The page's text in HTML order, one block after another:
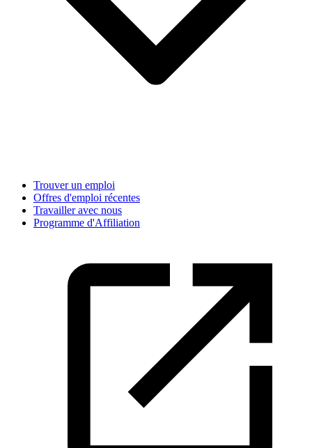
Trouver un emploi
Offres d'emploi récentes
Travailler avec nous
Programme d'Affiliation